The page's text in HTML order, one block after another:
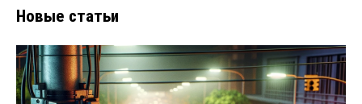
Новые статьи